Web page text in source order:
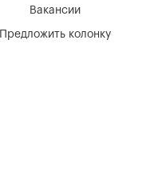
Вакансии
Предложить колонку